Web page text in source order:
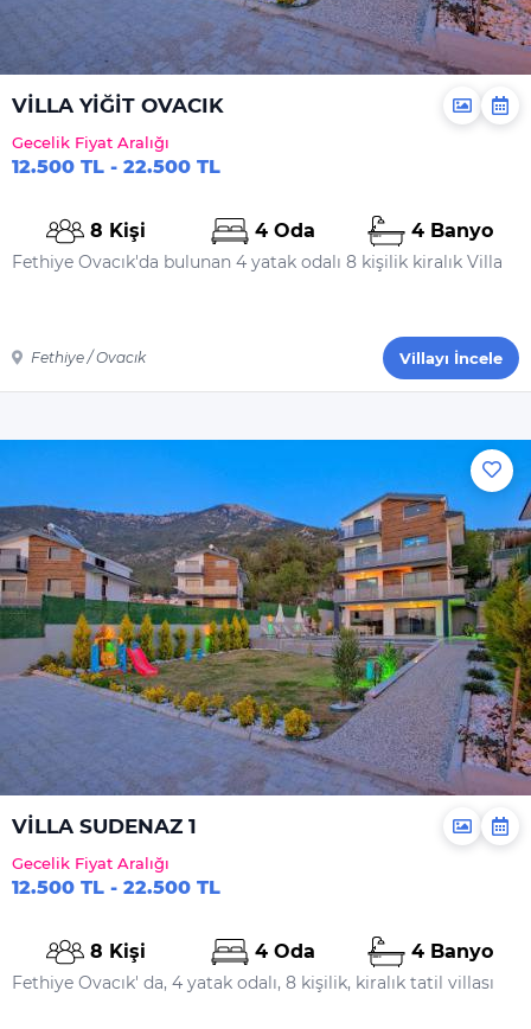
VİLLA YİĞİT OVACIK
Gecelik Fiyat Aralığı
12.500 TL - 22.500 TL
8 Kişi 4 Oda 4 Banyo
Fethiye Ovacık'da bulunan 4 yatak odalı 8 kişilik kiralık Villa
Fethiye / Ovacık Villayı İncele
VİLLA SUDENAZ 1
Gecelik Fiyat Aralığı
12.500 TL - 22.500 TL
8 Kişi 4 Oda 4 Banyo
Fethiye Ovacık' da, 4 yatak odalı, 8 kişilik, kiralık tatil villası